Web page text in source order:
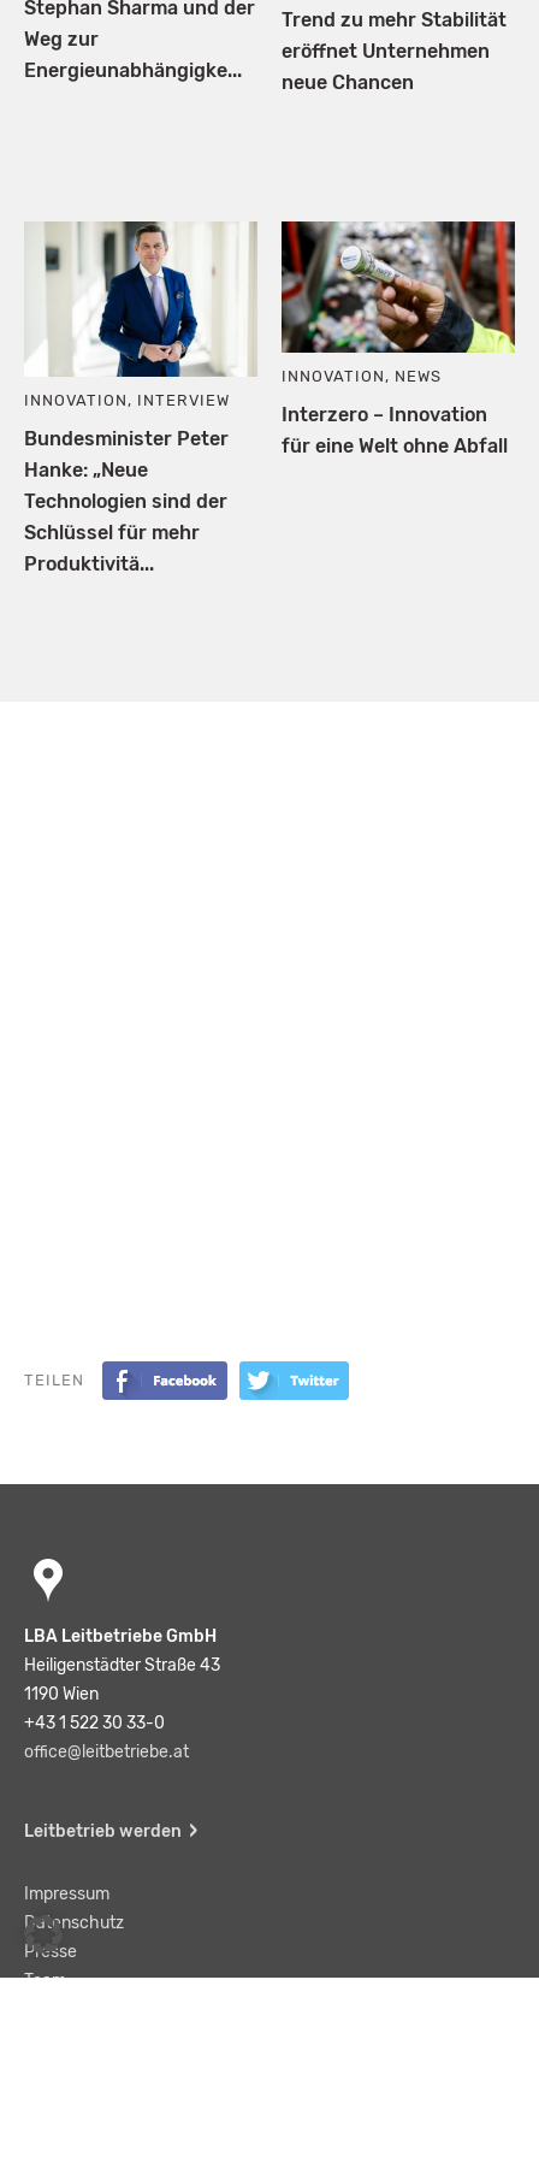
Stephan Sharma und der
Weg zur
Energieunabhängigke...
Trend zu mehr Stabilität
eröffnet Unternehmen
neue Chancen
INNOVATION , INTERVIEW
Bundesminister Peter
Hanke: „Neue
Technologien sind der
Schlüssel für mehr
Produktivitä...
INNOVATION , NEWS
Interzero – Innovation
für eine Welt ohne Abfall
TEILEN
LBA Leitbetriebe GmbH
Heiligenstädter Straße 43
1190 Wien
+43 1 522 30 33-0
office@leitbetriebe.at
Leitbetrieb werden
Impressum
Datenschutz
Presse
Team